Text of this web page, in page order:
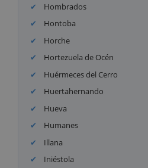
Hombrados
Hontoba
Horche
Hortezuela de Océn
Huérmeces del Cerro
Huertahernando
Hueva
Humanes
Illana
Iniéstola